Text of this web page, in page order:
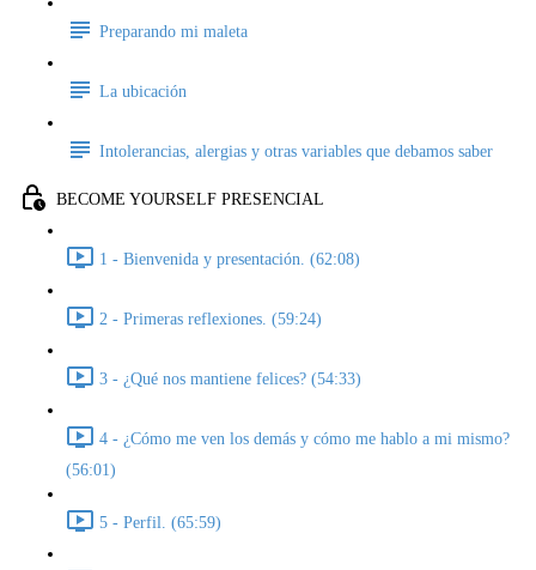
Preparando mi maleta
La ubicación
Intolerancias, alergias y otras variables que debamos saber
BECOME YOURSELF PRESENCIAL
1 - Bienvenida y presentación. (62:08)
2 - Primeras reflexiones. (59:24)
3 - ¿Qué nos mantiene felices? (54:33)
4 - ¿Cómo me ven los demás y cómo me hablo a mi mismo?
(56:01)
5 - Perfil. (65:59)